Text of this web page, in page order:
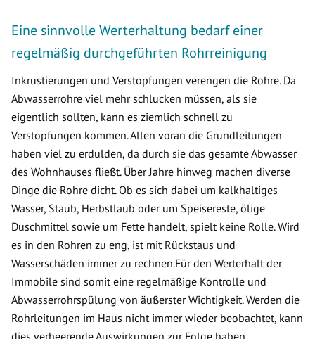
Eine sinnvolle Werterhaltung bedarf einer
regelmäßig durchgeführten Rohrreinigung
Inkrustierungen und Verstopfungen verengen die Rohre. Da
Abwasserrohre viel mehr schlucken müssen, als sie
eigentlich sollten, kann es ziemlich schnell zu
Verstopfungen kommen. Allen voran die Grundleitungen
haben viel zu erdulden, da durch sie das gesamte Abwasser
des Wohnhauses fließt. Über Jahre hinweg machen diverse
Dinge die Rohre dicht. Ob es sich dabei um kalkhaltiges
Wasser, Staub, Herbstlaub oder um Speisereste, ölige
Duschmittel sowie um Fette handelt, spielt keine Rolle. Wird
es in den Rohren zu eng, ist mit Rückstaus und
Wasserschäden immer zu rechnen.Für den Werterhalt der
Immobile sind somit eine regelmäßige Kontrolle und
Abwasserrohrspülung von äußerster Wichtigkeit. Werden die
Rohrleitungen im Haus nicht immer wieder beobachtet, kann